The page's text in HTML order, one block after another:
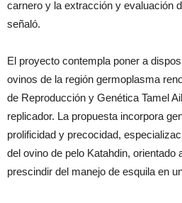
carnero y la extracción y evaluación
señaló.
El proyecto contempla poner a
ovinos de la región germoplasma
de Reproducción y Genética Tamel
replicador. La propuesta incorpora
prolificidad y precocidad,
del ovino de pelo Katahdin, orientado
prescindir del manejo de esquila en